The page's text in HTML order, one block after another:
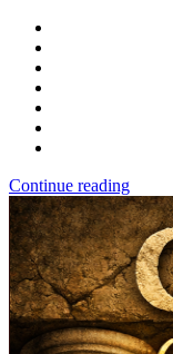
Continue reading